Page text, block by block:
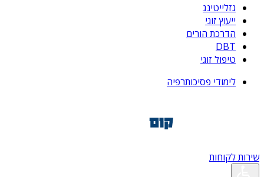
גזלייטינג
ייעוץ זוגי
הדרכת הורים
DBT
טיפול זוגי
לימודי פסיכותרפיה
שירות לקוחות